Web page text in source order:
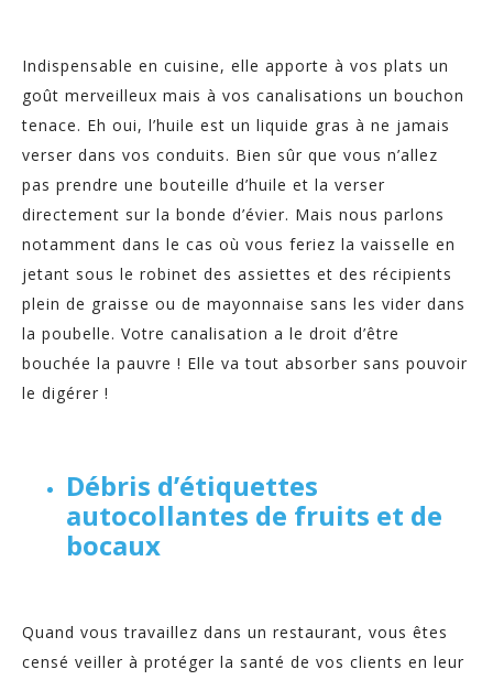
Indispensable en cuisine, elle apporte à vos plats un
goût merveilleux mais à vos canalisations un bouchon
tenace. Eh oui, l’huile est un liquide gras à ne jamais
verser dans vos conduits. Bien sûr que vous n’allez
pas prendre une bouteille d’huile et la verser
directement sur la bonde d’évier. Mais nous parlons
notamment dans le cas où vous feriez la vaisselle en
jetant sous le robinet des assiettes et des récipients
plein de graisse ou de mayonnaise sans les vider dans
la poubelle. Votre canalisation a le droit d’être
bouchée la pauvre ! Elle va tout absorber sans pouvoir
le digérer !
Débris d’étiquettes
autocollantes de fruits et de
bocaux
Quand vous travaillez dans un restaurant, vous êtes
censé veiller à protéger la santé de vos clients en leur